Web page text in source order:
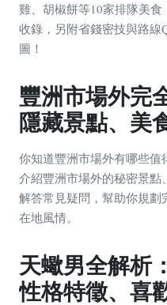
雞、胡椒餅等10家排隊美
收錄，另附省錢密技與路
圖！
豐洲市場外完
隱藏景點、美
你知道豐洲市場外有哪些值
介紹豐洲市場外的秘密景
解答常見疑問，幫助你規
在地風情。
天蠍男全解析
性格特徵、喜